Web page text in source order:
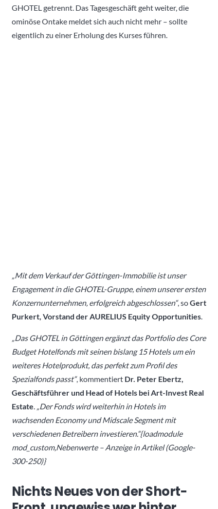
GHOTEL getrennt. Das Tagesgeschäft geht weiter, die
ominöse Ontake meldet sich auch nicht mehr – sollte
eigentlich zu einer Erholung des Kurses führen.
„Mit dem Verkauf der Göttingen-Immobilie ist unser
Engagement in die GHOTEL-Gruppe, einem unserer ersten
Konzernunternehmen, erfolgreich abgeschlossen“, soGert
Purkert, Vorstand der AURELIUS Equity Opportunities.
„Das GHOTEL in Göttingen ergänzt das Portfolio des Core
Budget Hotelfonds mit seinen bislang 15 Hotels um ein
weiteres Hotelprodukt, das perfekt zum Profil des
Spezialfonds passt“, kommentiert Dr. Peter Ebertz,
Geschäftsführer und Head of Hotels bei Art-Invest Real
Estate. „Der Fonds wird weiterhin in Hotels im
wachsenden Economy und Midscale Segment mit
verschiedenen Betreibern investieren.“{loadmodule
mod_custom,Nebenwerte – Anzeige in Artikel (Google-
300-250)}
Nichts Neues von der Short-